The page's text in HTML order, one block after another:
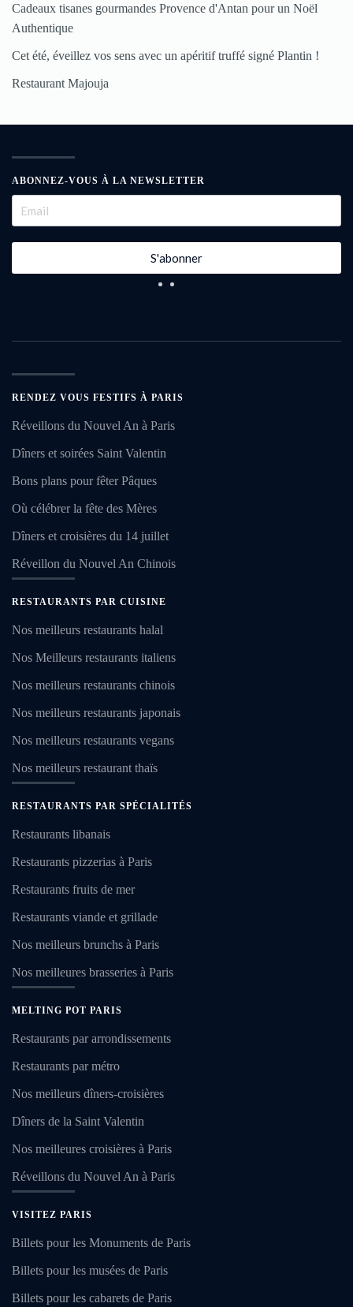
Cadeaux tisanes gourmandes Provence d'Antan pour un Noël
Authentique
Cet été, éveillez vos sens avec un apéritif truffé signé Plantin !
Restaurant Majouja
ABONNEZ-VOUS À LA NEWSLETTER
S'abonner
RENDEZ VOUS FESTIFS À PARIS
Réveillons du Nouvel An à Paris
Dîners et soirées Saint Valentin
Bons plans pour fêter Pâques
Où célébrer la fête des Mères
Dîners et croisières du 14 juillet
Réveillon du Nouvel An Chinois
RESTAURANTS PAR CUISINE
Nos meilleurs restaurants halal
Nos Meilleurs restaurants italiens
Nos meilleurs restaurants chinois
Nos meilleurs restaurants japonais
Nos meilleurs restaurants vegans
Nos meilleurs restaurant thaïs
RESTAURANTS PAR SPÉCIALITÉS
Restaurants libanais
Restaurants pizzerias à Paris
Restaurants fruits de mer
Restaurants viande et grillade
Nos meilleurs brunchs à Paris
Nos meilleures brasseries à Paris
MELTING POT PARIS
Restaurants par arrondissements
Restaurants par métro
Nos meilleurs dîners-croisières
Dîners de la Saint Valentin
Nos meilleures croisières à Paris
Réveillons du Nouvel An à Paris
VISITEZ PARIS
Billets pour les Monuments de Paris
Billets pour les musées de Paris
Billets pour les cabarets de Paris